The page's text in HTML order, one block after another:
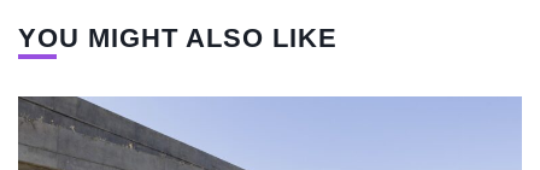
YOU MIGHT ALSO LIKE